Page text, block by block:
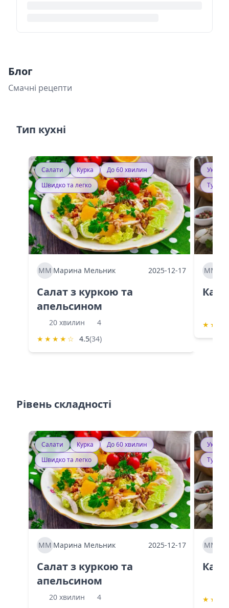
Блог
Смачні рецепти
Тип кухні
Салати Курка
До 60 хвилин
Швидко та легко
ММ Марина Мельник 2025-12-17
Салат з куркою та
апельсином
20 хвилин
4
★ ★ ★ ★ ☆ 4.5(34)
ММ
★ ★
Рівень складності
Салати Курка
До 60 хвилин
Швидко та легко
ММ Марина Мельник 2025-12-17
Салат з куркою та
апельсином
20 хвилин
4
ММ
★ ★